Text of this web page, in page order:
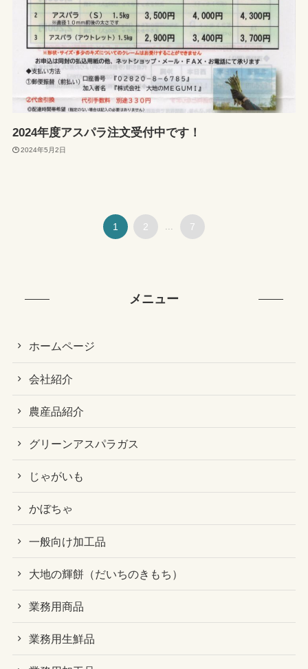
2024年度アスパラ注文受付中です！
2024年5月2日
1 2 ... 7
メニュー
ホームページ
会社紹介
農産品紹介
グリーンアスパラガス
じゃがいも
かぼちゃ
一般向け加工品
大地の輝餅（だいちのきもち）
業務用商品
業務用生鮮品